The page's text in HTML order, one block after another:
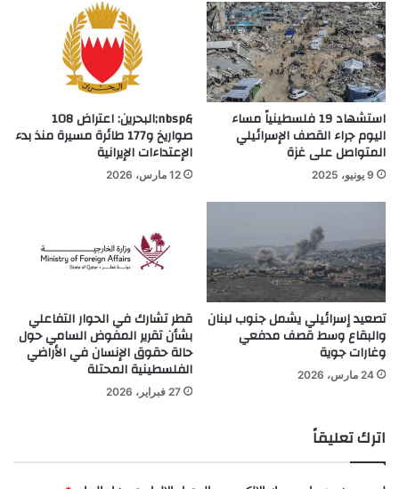
استشهاد 19 فلسطينياً مساء
اليوم جراء القصف الإسرائيلي
المتواصل على غزة
9 يونيو، 2025
&nbsp;البحرين: اعتراض 108
صواريخ و177 طائرة مسيرة منذ بدء
الإعتداءات الإيرانية
12 مارس، 2026
تصعيد إسرائيلي يشمل جنوب لبنان
والبقاع وسط قصف مدفعي
وغارات جوية
24 مارس، 2026
قطر تشارك في الحوار التفاعلي
بشأن تقرير المفوض السامي حول
حالة حقوق الإنسان في الأراضي
الفلسطينية المحتلة
27 فبراير، 2026
اترك تعليقاً